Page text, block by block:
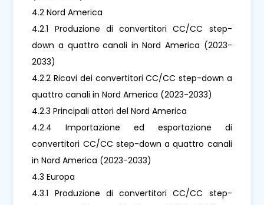
4.2 Nord America
4.2.1 Produzione di convertitori CC/CC step-
down a quattro canali in Nord America (2023-
2033)
4.2.2 Ricavi dei convertitori CC/CC step-down a
quattro canali in Nord America (2023-2033)
4.2.3 Principali attori del Nord America
4.2.4 Importazione ed esportazione di
convertitori CC/CC step-down a quattro canali
in Nord America (2023-2033)
4.3 Europa
4.3.1 Produzione di convertitori CC/CC step-